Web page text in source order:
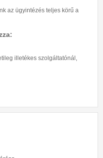
az ügyintézés teljes körű a
illetékes szolgáltatónál,